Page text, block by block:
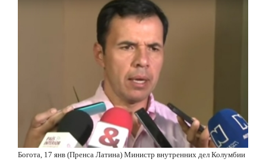
Богота, 17 янв (Пренса Латина) Министр внутренних дел Колумбии